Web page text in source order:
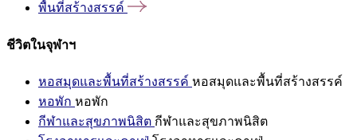
พื้นที่สร้างสรรค์
ชีวิตในจุฬาฯ
หอสมุดและพื้นที่สร้างสรรค์ หอสมุดและพื้นที่สร้างสรรค์
หอพัก หอพัก
กีฬาและสุขภาพนิสิต กีฬาและสุขภาพนิสิต